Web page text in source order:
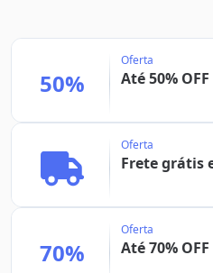
50%
Oferta
Até 50%
Oferta
Frete grátis
70%
Oferta
Até 70%